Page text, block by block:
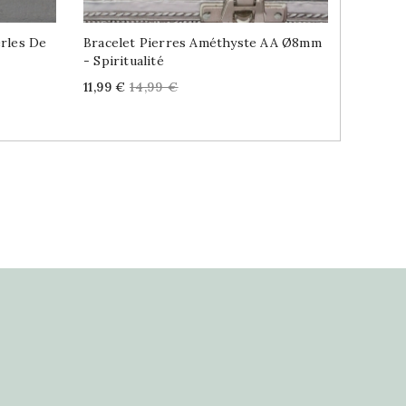
De
Bracelet Pierres Améthyste AA Ø8mm
- Spiritualité
Price
11,99 € Regular
14,99 €